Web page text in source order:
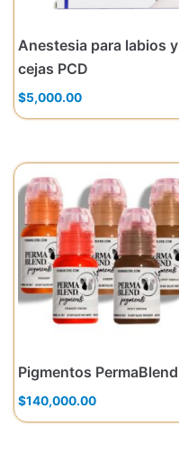
Anestesia para labios y
cejas PCD
$5,000.00
Pigmentos PermaBlend
$140,000.00